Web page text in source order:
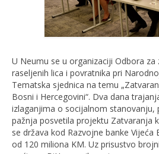
U Neumu se u organizaciji Odbora za
raseljenih lica i povratnika pri
Tematska sjednica na temu
Bosni i Hercegovini“. Dva dana
izlaganjima o socijalnom stanovanju,
pažnja posvetila projektu Zatvaranja
se država kod Razvojne banke Vijeća
od 120 miliona KM. Uz prisustvo